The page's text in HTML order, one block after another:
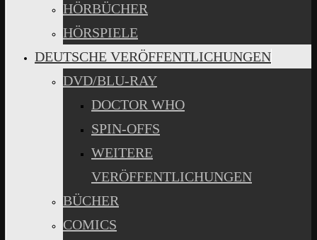
HÖRBÜCHER
HÖRSPIELE
DEUTSCHE VERÖFFENTLICHUNGEN
DVD/BLU-RAY
DOCTOR WHO
SPIN-OFFS
WEITERE
VERÖFFENTLICHUNGEN
BÜCHER
COMICS